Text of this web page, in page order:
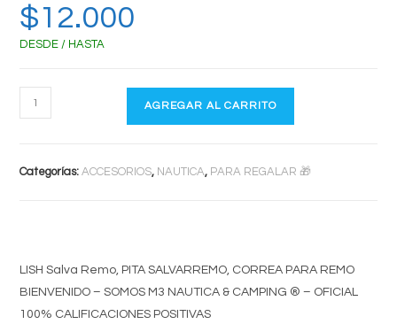
$12.000
DESDE / HASTA
PITA
Salava
AGREGAR AL CARRITO
Categorías:ACCESORIOS, NAUTICA, PARA REGALAR 🎁
LISH Salva Remo, PITA SALVARREMO, CORREA PARA REMO
BIENVENIDO – SOMOS M3 NAUTICA & CAMPING ® – OFICIAL
100% CALIFICACIONES POSITIVAS